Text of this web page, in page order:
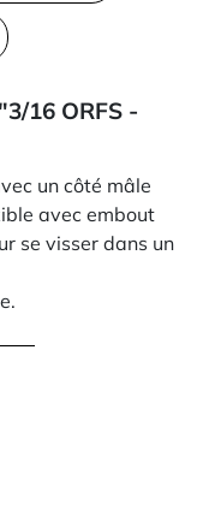
16 ORFS -
un côté mâle
avec embout
se visser dans un